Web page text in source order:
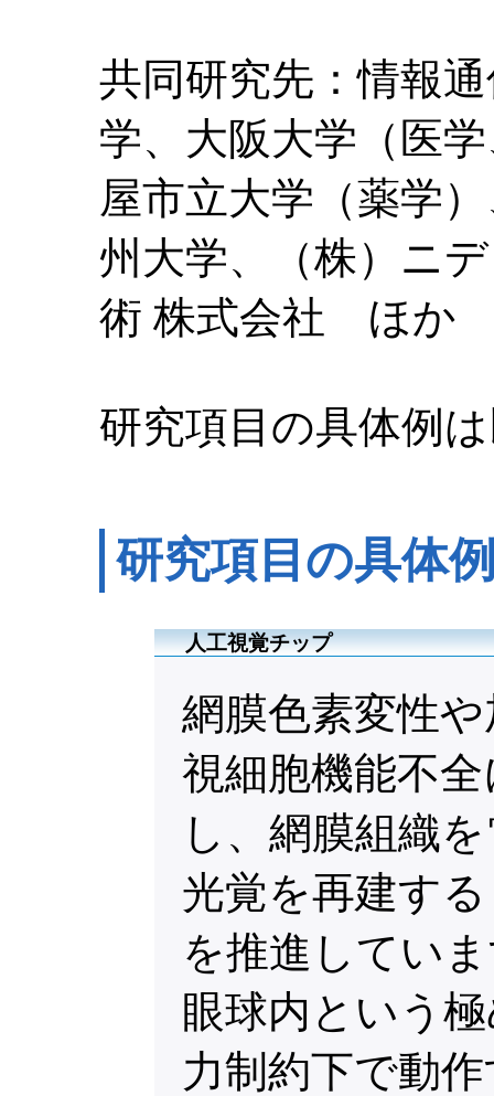
共同研究先：情報
学、大阪大学（医
屋市立大学（薬学
州大学、（株）ニ
術 株式会社 ほか
研究項目の具体例
研究項目の具体
人工視覚チップ
網膜色素変性
視細胞機能不
し、網膜組織
光覚を再建す
を推進してい
眼球内という
力制約下で動